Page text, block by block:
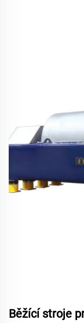
Běžící stroje